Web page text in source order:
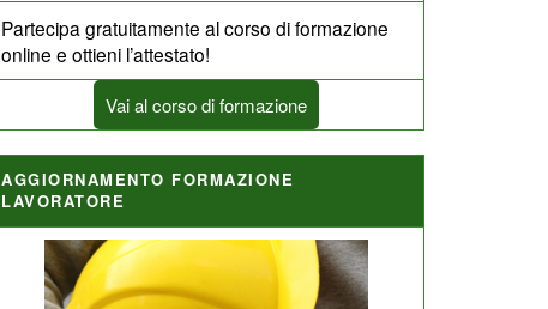
Partecipa gratuitamente al corso di formazione
online e ottieni l’attestato!
Vai al corso di formazione
AGGIORNAMENTO FORMAZIONE
LAVORATORE